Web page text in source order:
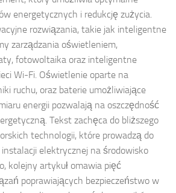
energetycznych i redukcję zużycia.
rozwiązania, takie jak inteligentne
zarządzania oświetleniem,
fotowoltaika oraz inteligentne
Wi-Fi. Oświetlenie oparte na
ruchu, oraz baterie umożliwiające
energii pozwalają na oszczędność
Tekst zachęca do bliższego
technologii, które prowadzą do
instalacji elektrycznej na środowisko
kolejny artykuł omawia pięć
poprawiających bezpieczeństwo w